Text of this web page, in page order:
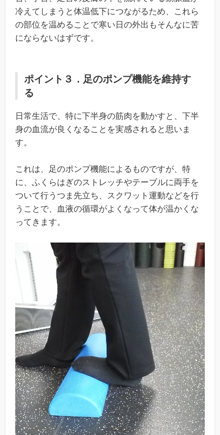
冷えてしまうと体温低下につながるため、これら
の部位を温めることで寒い日の外出もそんなに苦
にならないはずです。
ポイント３．足のポンプ機能を維持す
る
日常生活で、特に下半身の筋肉を動かすと、下半
身の血流が良くなることを実感されると思いま
す。
これは、足のポンプ機能によるものですが、特
に、ふくらはぎのストレッチやテーブルに両手を
ついて行うつま先立ち、スクワット運動などを行
うことで、血液の循環がよくなって体が温かくな
ってきます。